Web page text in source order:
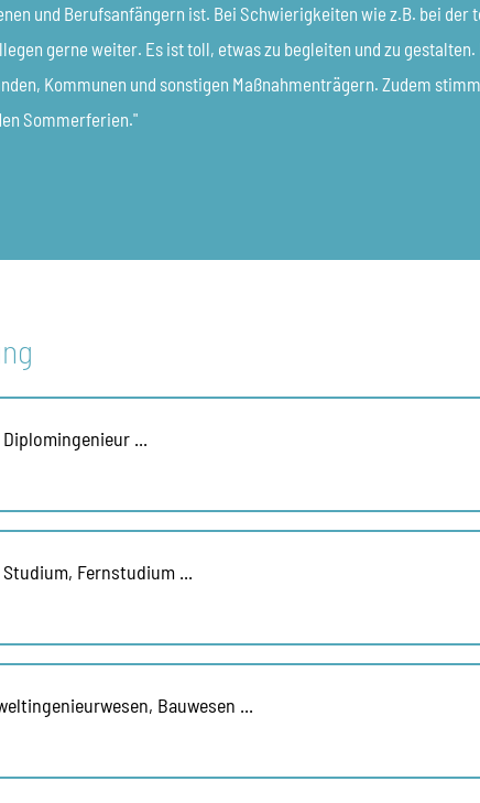
und Berufsanfängern ist. Bei Schwierigkeiten wie z.B. bei der
gerne weiter. Es ist toll, etwas zu begleiten und zu
Kommunen und sonstigen Maßnahmenträgern. Zudem
Sommerferien."
...
Fernstudium ...
Bauwesen ...